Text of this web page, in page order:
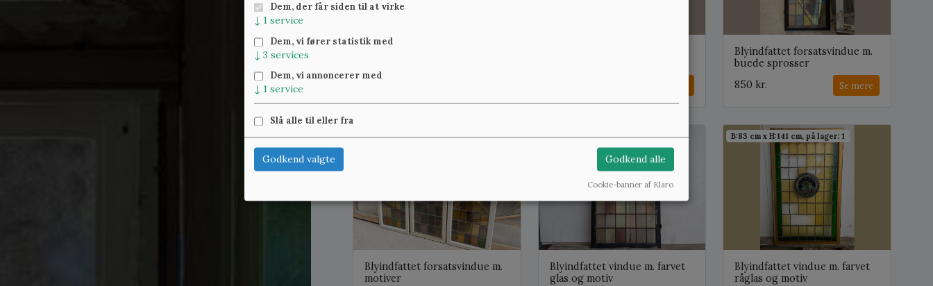
Blyindfattet forsatsvindue m.
buede sprosser
850 kr.
Se mere
B:49,5 cm x H:137,5 cm, på lager: 1
Blyindfattet forsatsvindue m.
motiver
B:75 cm x H:133 cm, på lager: 2
Blyindfattet vindue m. farvet
glas og motiv
B:83 cm x H:141 cm, på lager: 1
Blyindfattet vindue m. farvet
råglas og motiv
Dem, der får siden til at virke
↓ 1 service
Dem, vi fører statistik med
↓ 3 services
Dem, vi annoncerer med
↓ 1 service
Slå alle til eller fra
Godkend valgte Godkend alle
Cookie-banner af Klaro